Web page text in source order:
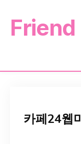
Friend
카페24웹